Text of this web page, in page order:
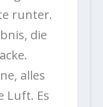
runter.
die
alles
Luft. Es